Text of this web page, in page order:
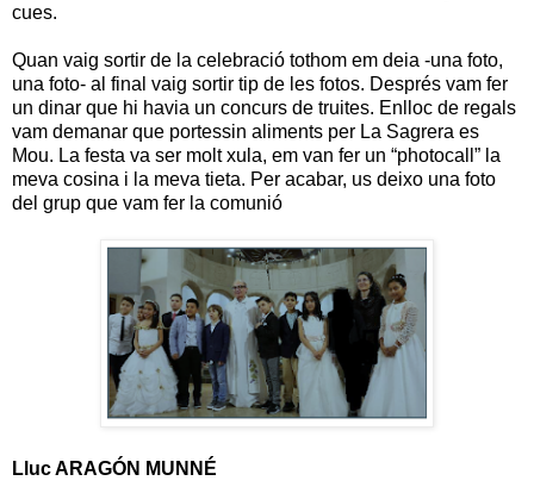
cues.
Quan vaig sortir de la celebració tothom em deia -una foto,
una foto- al final vaig sortir tip de les fotos. Després vam fer
un dinar que hi havia un concurs de truites. Enlloc de regals
vam demanar que portessin aliments per La Sagrera es
Mou. La festa va ser molt xula, em van fer un “photocall” la
meva cosina i la meva tieta. Per acabar, us deixo una foto
del grup que vam fer la comunió
Lluc ARAGÓN MUNNÉ